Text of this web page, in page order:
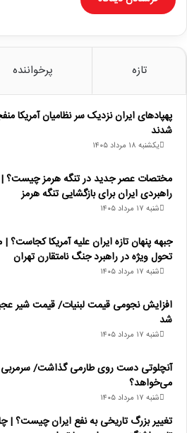
تازه پرخواننده
پهپادهای ایران نزدیک سر نظامیان آمریکا
شدند
یکشنبه ۱۸ مرداد ۱۴۰۵
مختصات عصر جدید در تنگه هرمز چیست؟
راهبردی ایران برای بازگشایی تنگه هرمز
شنبه ۱۷ مرداد ۱۴۰۵
جبهه پنهان تازه ایران علیه آمریکا کجاست؟ |
تحول ویژه در راهبرد جنگ نامتقارن تهران
شنبه ۱۷ مرداد ۱۴۰۵
افزایش نجومی قیمت لبنیات/ قیمت شیر
شد
شنبه ۱۷ مرداد ۱۴۰۵
آنچلوتی دست روی طارمی گذاشت/ سرمربی
می‌خواهد؟
شنبه ۱۷ مرداد ۱۴۰۵
تغییر بزرگ تاریخی به نفع ایران چیست؟ |